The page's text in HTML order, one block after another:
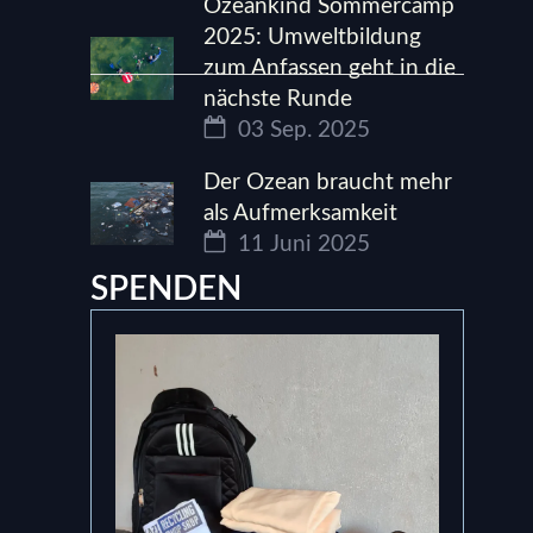
Ozeankind Sommercamp
2025: Umweltbildung
zum Anfassen geht in die
nächste Runde
03 Sep. 2025
Der Ozean braucht mehr
als Aufmerksamkeit
11 Juni 2025
SPENDEN